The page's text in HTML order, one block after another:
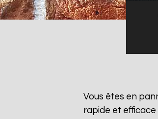
Vous êtes en
rapide et